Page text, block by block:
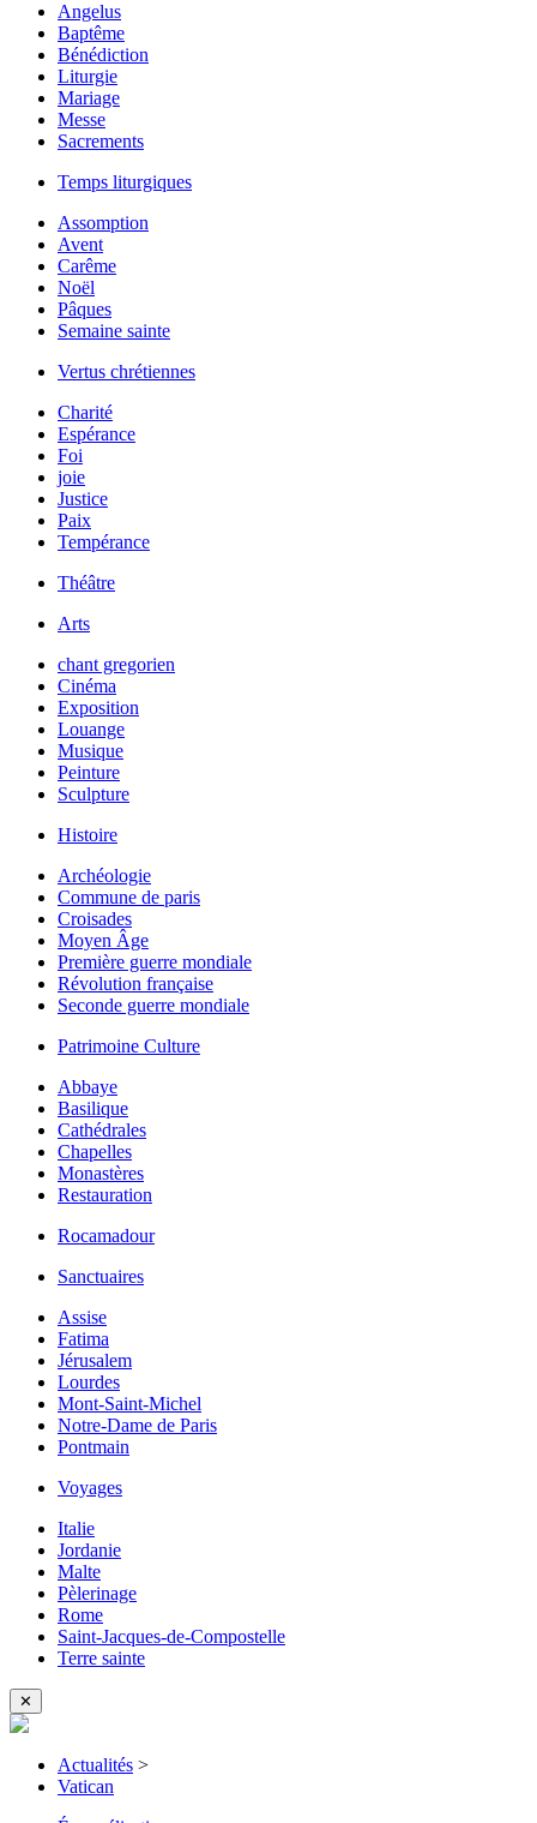
Angelus
Baptême
Bénédiction
Liturgie
Mariage
Messe
Sacrements
Temps liturgiques
Assomption
Avent
Carême
Noël
Pâques
Semaine sainte
Vertus chrétiennes
Charité
Espérance
Foi
joie
Justice
Paix
Tempérance
Théâtre
Arts
chant gregorien
Cinéma
Exposition
Louange
Musique
Peinture
Sculpture
Histoire
Archéologie
Commune de paris
Croisades
Moyen Âge
Première guerre mondiale
Révolution française
Seconde guerre mondiale
Patrimoine Culture
Abbaye
Basilique
Cathédrales
Chapelles
Monastères
Restauration
Rocamadour
Sanctuaires
Assise
Fatima
Jérusalem
Lourdes
Mont-Saint-Michel
Notre-Dame de Paris
Pontmain
Voyages
Italie
Jordanie
Malte
Pèlerinage
Rome
Saint-Jacques-de-Compostelle
Terre sainte
✕
Actualités >
Vatican